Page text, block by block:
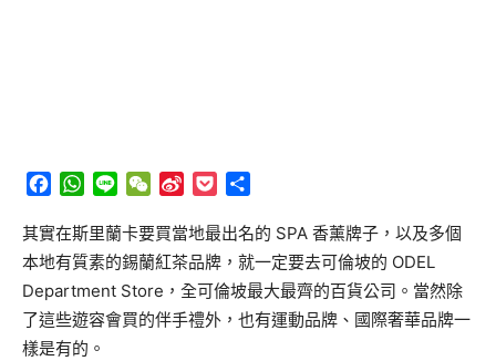
Facebook
WhatsApp
Line WeChat
Sina
Pocket
其實在斯里蘭卡要買當地最出名的 SPA 香薰牌子，以及多個
本地有質素的錫蘭紅茶品牌，就一定要去可倫坡的 ODEL
Department Store ，全可倫坡最大最齊的百貨公司。當然除
了這些遊容會買的伴手禮外，也有運動品牌、國際奢華品牌一
樣是有的。